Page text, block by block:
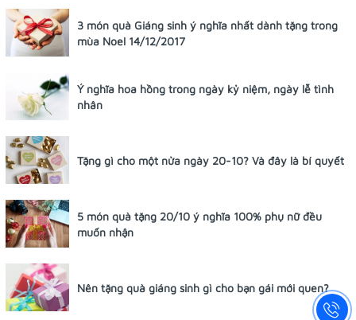
3 món quà Giáng sinh ý nghĩa nhất dành tặng trong
mùa Noel 14/12/2017
Ý nghĩa hoa hồng trong ngày kỷ niệm, ngày lễ tình
nhân
Tặng gì cho một nửa ngày 20-10? Và đây là bí quyết
5 món quà tặng 20/10 ý nghĩa 100% phụ nữ đều
muốn nhận
Nên tặng quà giáng sinh gì cho bạn gái mới quen?